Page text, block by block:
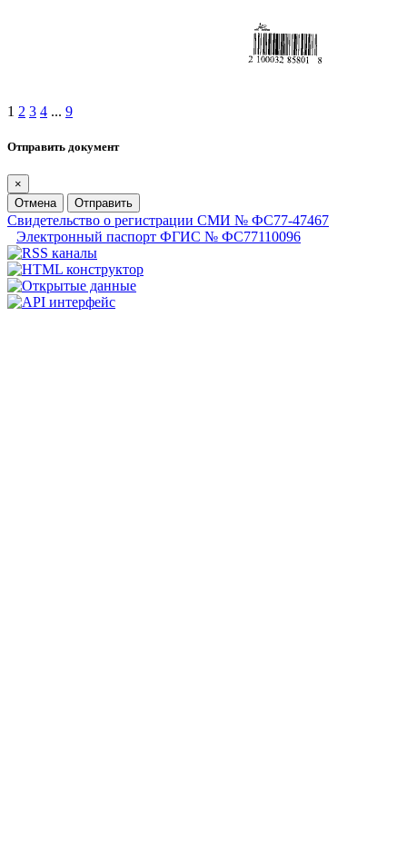
1 2 3 4 ... 9
Отправить документ
×
Отмена
Отправить
Свидетельство о регистрации СМИ № ФС77-47467
Электронный паспорт ФГИС № ФС77110096